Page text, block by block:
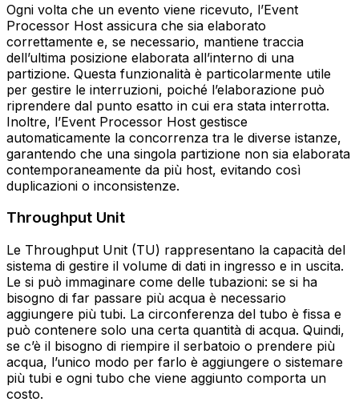
Ogni volta che un evento viene ricevuto, l’Event
Processor Host assicura che sia elaborato
correttamente e, se necessario, mantiene traccia
dell’ultima posizione elaborata all’interno di una
partizione. Questa funzionalità è particolarmente utile
per gestire le interruzioni, poiché l’elaborazione può
riprendere dal punto esatto in cui era stata interrotta.
Inoltre, l’Event Processor Host gestisce
automaticamente la concorrenza tra le diverse istanze,
garantendo che una singola partizione non sia elaborata
contemporaneamente da più host, evitando così
duplicazioni o inconsistenze.
Throughput Unit
Le Throughput Unit (TU) rappresentano la capacità del
sistema di gestire il volume di dati in ingresso e in uscita.
Le si può immaginare come delle tubazioni: se si ha
bisogno di far passare più acqua è necessario
aggiungere più tubi. La circonferenza del tubo è fissa e
può contenere solo una certa quantità di acqua. Quindi,
se c’è il bisogno di riempire il serbatoio o prendere più
acqua, l’unico modo per farlo è aggiungere o sistemare
più tubi e ogni tubo che viene aggiunto comporta un
costo.